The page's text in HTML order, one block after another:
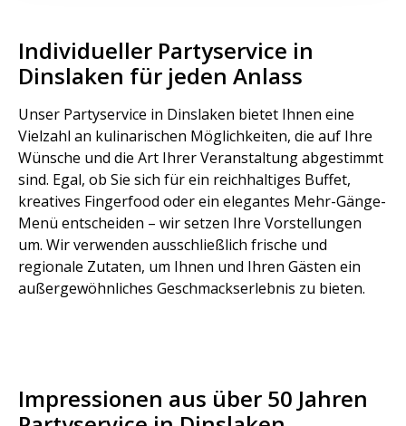
Individueller Partyservice in
Dinslaken für jeden Anlass
Unser Partyservice in Dinslaken bietet Ihnen eine
Vielzahl an kulinarischen Möglichkeiten, die auf Ihre
Wünsche und die Art Ihrer Veranstaltung abgestimmt
sind. Egal, ob Sie sich für ein reichhaltiges Buffet,
kreatives Fingerfood oder ein elegantes Mehr-Gänge-
Menü entscheiden – wir setzen Ihre Vorstellungen
um. Wir verwenden ausschließlich frische und
regionale Zutaten, um Ihnen und Ihren Gästen ein
außergewöhnliches Geschmackserlebnis zu bieten.
Impressionen aus über 50 Jahren